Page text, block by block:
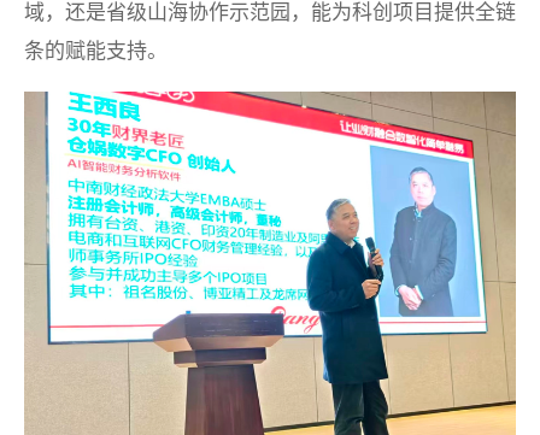
域，还是省级山海协作示范园，能为科创项目提供全链
条的赋能支持。